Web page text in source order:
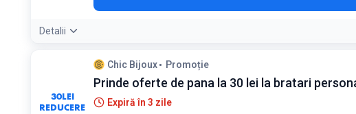
Detalii
30LEI
REDUCERE
Chic Bijoux Promoție
Prinde oferte de pana la 30 lei la bratari
Expiră în 3 zile